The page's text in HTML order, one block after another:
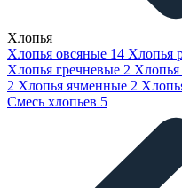
Хлопья
Хлопья овсяные 14 Хлопья
Хлопья гречневые 2 Хлопья
2 Хлопья ячменные 2
Смесь хлопьев 5